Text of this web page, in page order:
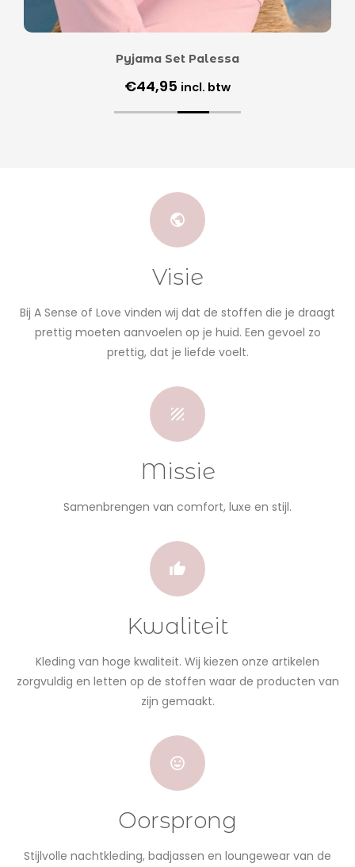
Pyjama Set Palessa
€44,95 incl. btw
Visie
Bij A Sense of Love vinden wij dat de stoffen die je draagt
prettig moeten aanvoelen op je huid. Een gevoel zo
prettig, dat je liefde voelt.
Missie
Samenbrengen van comfort, luxe en stijl.
Kwaliteit
Kleding van hoge kwaliteit. Wij kiezen onze artikelen
zorgvuldig en letten op de stoffen waar de producten van
zijn gemaakt.
Oorsprong
Stijlvolle nachtkleding, badjassen en loungewear van de